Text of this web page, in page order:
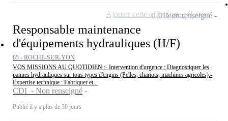
Responsable maintenance
d'équipements hydrauliques (H/F)
85 - ROCHE-SUR-YON
VOS MISSIONS AU QUOTIDIEN :- Intervention d'urgence : Diagnostiquer les
pannes hydrauliques sur tous types d'engins (Pelles, chariots, machines agricoles).-
Expertise technique : Fabriquer et...
CDI - Non renseigné
Publié il y a plus de 30 jours
CDINon renseigné
Ajouter cette offre à ma sélection